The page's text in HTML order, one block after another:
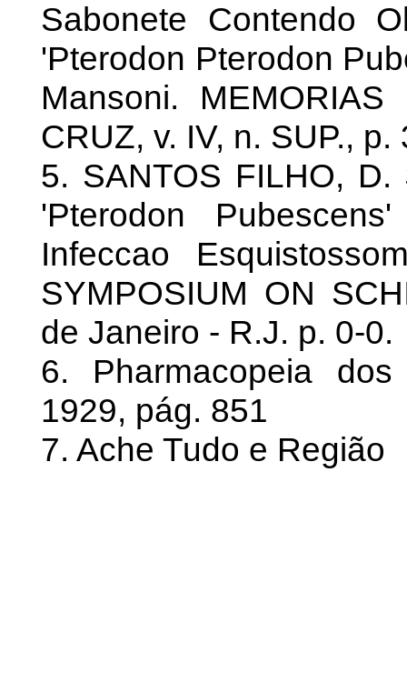
Sabonete Contendo
'Pterodon Pterodon
Mansoni.
CRUZ, v. IV, n. SUP.,
5. SANTOS FILHO,
'Pterodon
Infeccao
SYMPOSIUM ON
de Janeiro - R.J. p. 0-0.
6. Pharmacopeia
1929, pág. 851
7. Ache Tudo e Região